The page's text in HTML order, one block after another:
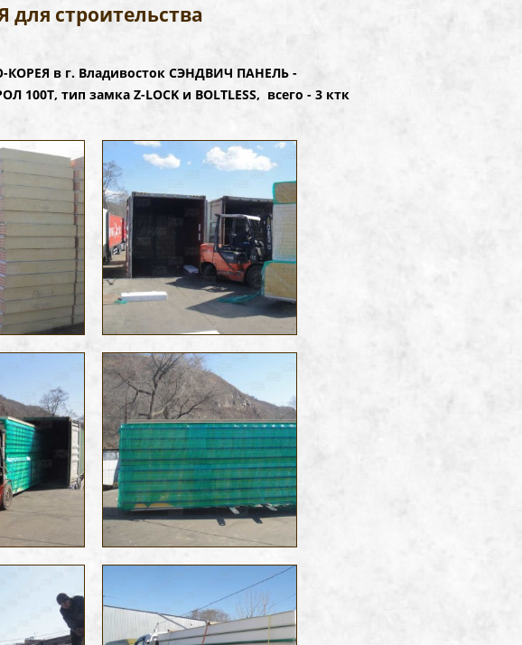
для строительства
в г. Владивосток СЭНДВИЧ ПАНЕЛЬ -
тип замка Z-LOCK и BOLTLESS, всего - 3 ктк